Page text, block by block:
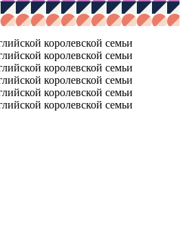
королевской семьи
королевской семьи
королевской семьи
королевской семьи
королевской семьи
королевской семьи